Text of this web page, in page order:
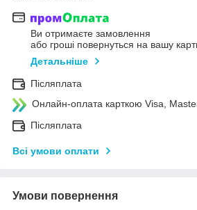
Ви отримаєте замовлення
або гроші повернуться на вашу
Детальніше
Післяплата
Онлайн-оплата карткою Visa,
Післяплата
Всі умови оплати
Умови повернення